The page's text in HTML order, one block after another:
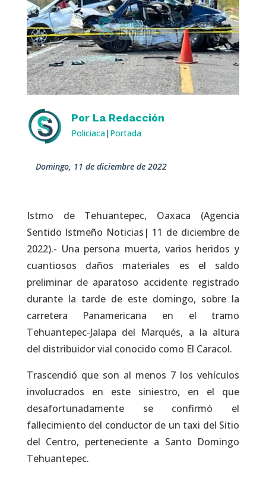
Por La Redacción
Policiaca| Portada
domingo, 11 de diciembre de 2022
Istmo de Tehuantepec, Oaxaca (Agencia
Sentido Istmeño Noticias| 11 de diciembre de
2022).- Una persona muerta, varios heridos y
cuantiosos daños materiales es el saldo
preliminar de aparatoso accidente registrado
durante la tarde de este domingo, sobre la
carretera Panamericana en el tramo
Tehuantepec-Jalapa del Marqués, a la altura
del distribuidor vial conocido como El Caracol.
Trascendió que son al menos 7 los vehículos
involucrados en este siniestro, en el que
desafortunadamente se confirmó el
fallecimiento del conductor de un taxi del Sitio
del Centro, perteneciente a Santo Domingo
Tehuantepec.